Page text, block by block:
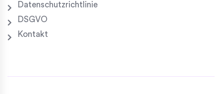
Datenschutzrichtlinie
DSGVO
Kontakt